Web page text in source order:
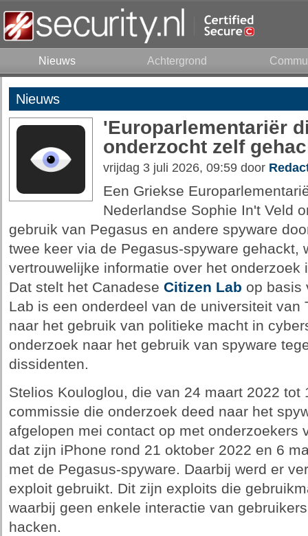
Nieuws Achtergrond
Nieuws
'Europarlementariër
onderzocht zelf
vrijdag 3 juli 2026, 09:59 door
Een Griekse
Nederlandse Sophie In't Veld
gebruik van Pegasus en andere spyware
twee keer via de Pegasus-spyware gehackt,
vertrouwelijke informatie over het onderzoek
Dat stelt het Canadese Citizen Lab op basis
Lab is een onderdeel van de universiteit van
naar het gebruik van politieke macht in
onderzoek naar het gebruik van spyware
dissidenten.
Stelios Kouloglou, die van 24 maart 2022 tot
commissie die onderzoek deed naar het
afgelopen mei contact op met onderzoekers
dat zijn iPhone rond 21 oktober 2022 en 6
met de Pegasus-spyware. Daarbij werd er
exploit gebruikt. Dit zijn exploits die
waarbij geen enkele interactie van
hacken.